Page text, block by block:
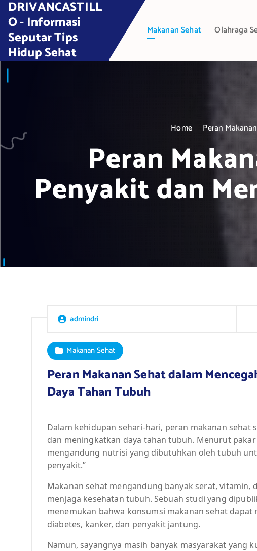
n
DRIVANCASTILL
O - Informasi
Seputar Tips
Hidup Sehat
Makanan Sehat Olahraga
Home Peran
Peran
Penyakit dan
admindri
Makanan Sehat
Peran Makanan Sehat dalam
Daya Tahan Tubuh
Dalam kehidupan sehari-hari, peran makanan
dan meningkatkan daya tahan tubuh. Menurut pakar
mengandung nutrisi yang dibutuhkan oleh tubuh
penyakit.”
Makanan sehat mengandung banyak serat, vitamin,
menjaga kesehatan tubuh. Sebuah studi yang
menemukan bahwa konsumsi makanan sehat
diabetes, kanker, dan penyakit jantung.
Namun, sayangnya masih banyak masyarakat yang